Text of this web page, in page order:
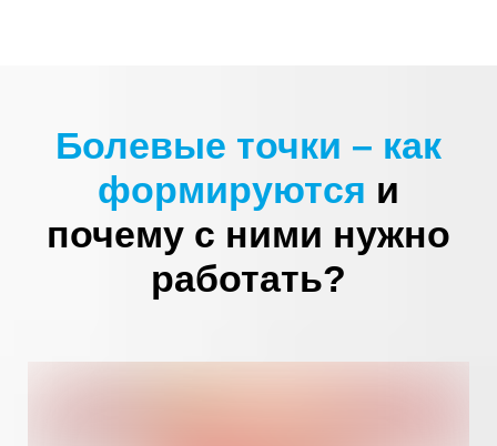
Болевые точки – как
формируются и
почему с ними нужно
работать?